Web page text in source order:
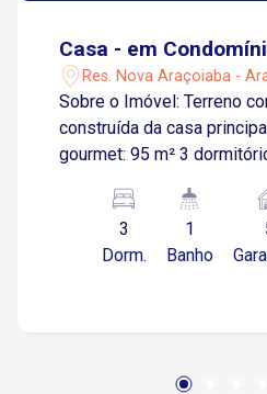
Casa - em
Res. Nova Araçoiaba -
Sobre o Imóvel: Terreno
construída da casa
gourmet: 95 m² 3
Lavabo social Lavanderia
Diferenciais: Amplo
gourmet ideal para lazer e
3
Dorm.
1
Banho